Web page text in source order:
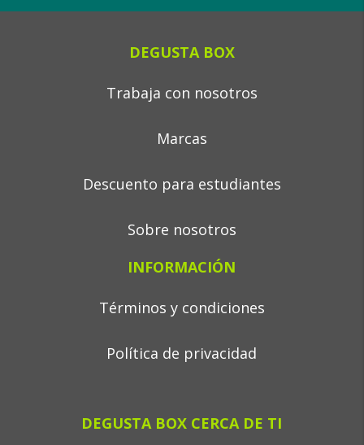
DEGUSTA BOX
Trabaja con nosotros
Marcas
Descuento para estudiantes
Sobre nosotros
INFORMACIÓN
Términos y condiciones
Política de privacidad
DEGUSTA BOX CERCA DE TI